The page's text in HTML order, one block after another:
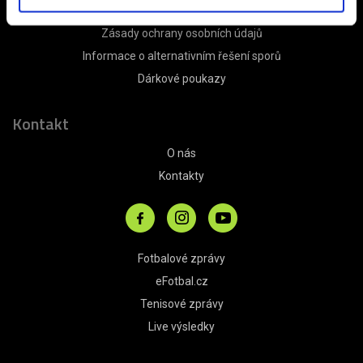
Obchodní podmínky
Zásady ochrany osobních údajů
Informace o alternativním řešení sporů
Dárkové poukazy
Kontakt
O nás
Kontakty
Fotbalové zprávy
eFotbal.cz
Tenisové zprávy
Live výsledky